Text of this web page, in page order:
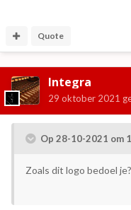
Quote
Integra
29 oktober 2021
Op 28-10-2021 om
Zoals dit logo bedoel je?